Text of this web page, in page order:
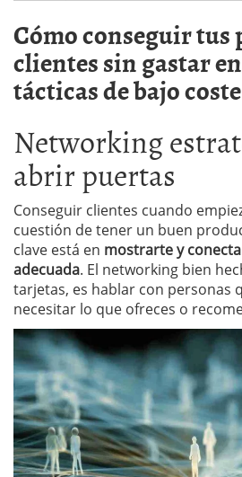
Cómo conseguir
clientes sin gastar
tácticas de bajo coste
Networking
abrir puertas
Conseguir clientes cuando
cuestión de tener un buen
clave está en mostrarte y
adecuada. El networking bien
tarjetas, es hablar con personas
necesitar lo que ofreces o